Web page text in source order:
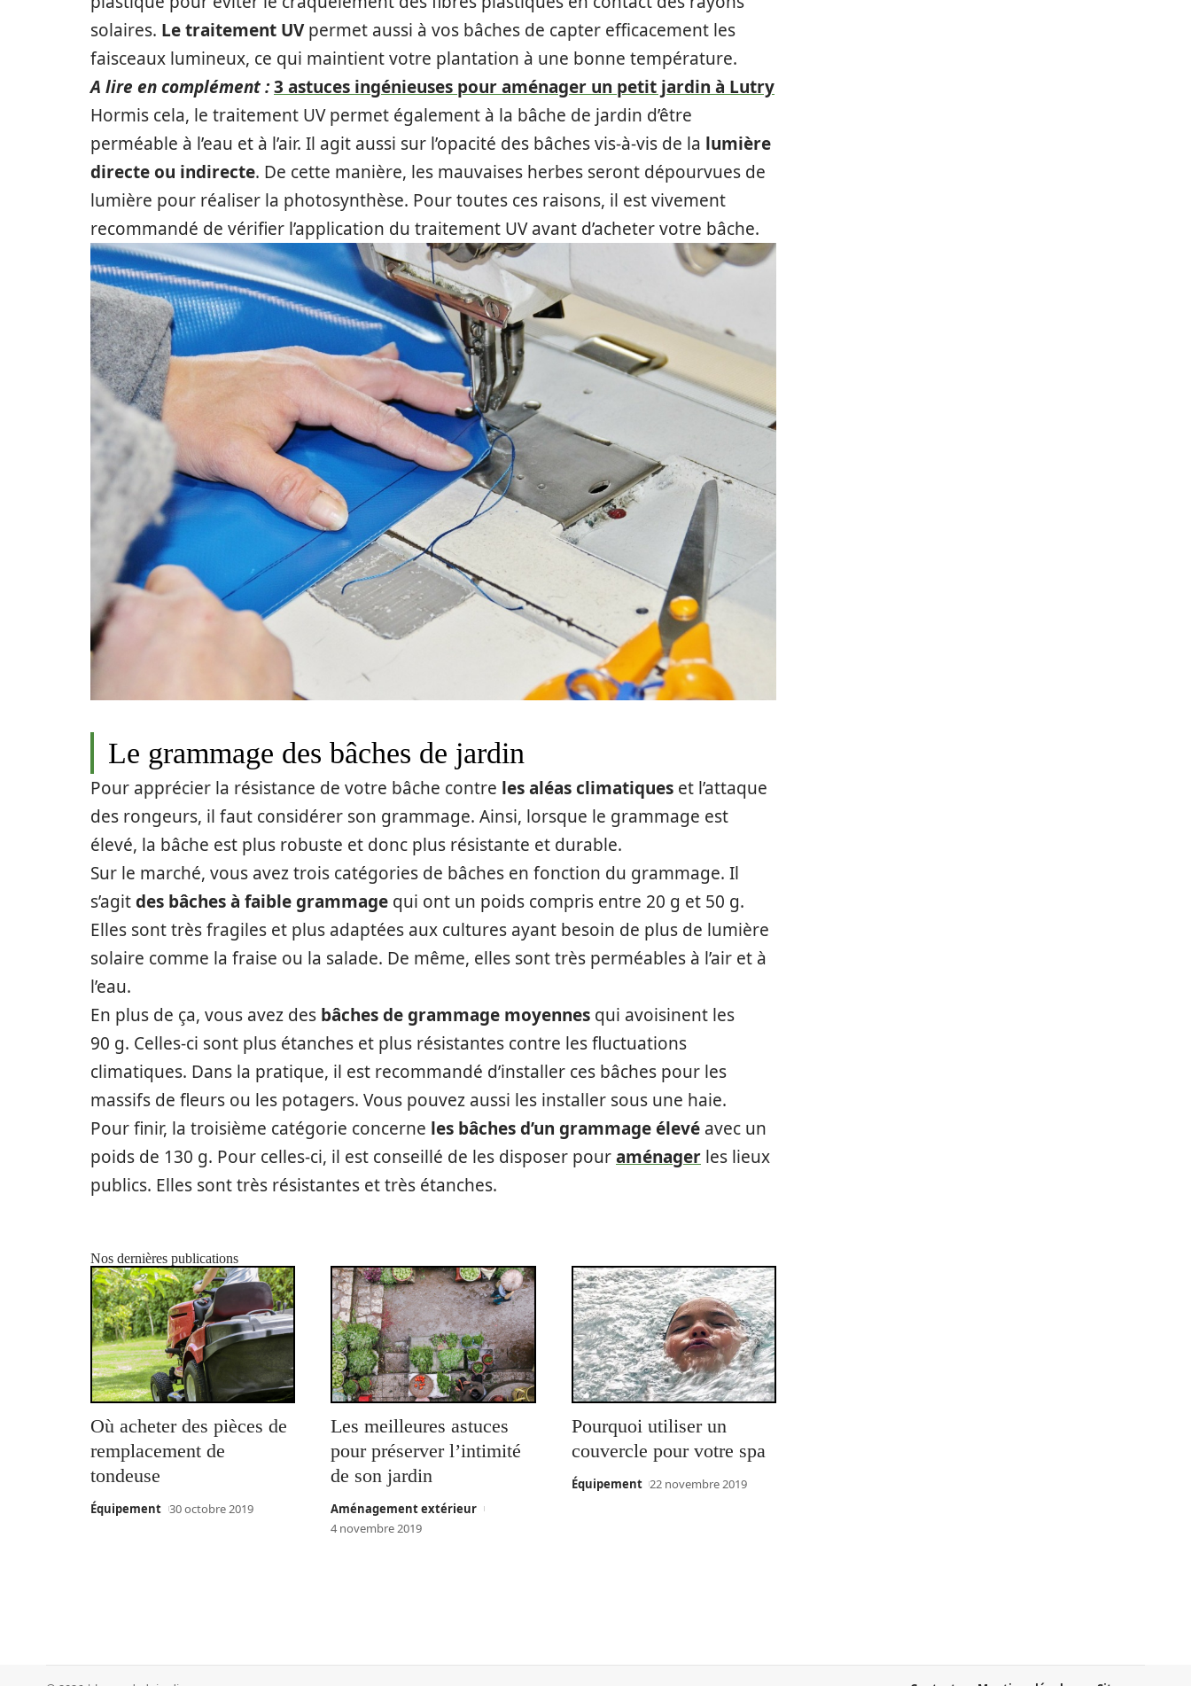
solaires. Le traitement UVpermet aussi à vos bâches de capter efficacement les
faisceaux lumineux, ce qui maintient votre plantation à une bonne température.
A lire en complément :3 astuces ingénieuses pour aménager un petit jardin à Lutry
Hormis cela, le traitement UV permet également à la bâche de jardin d’être
perméable à l’eau et à l’air. Il agit aussi sur l’opacité des bâches vis-à-vis de la lumière
directe ou indirecte. De cette manière, les mauvaises herbes seront dépourvues de
lumière pour réaliser la photosynthèse. Pour toutes ces raisons, il est vivement
recommandé de vérifier l’application du traitement UV avant d’acheter votre bâche.
Le grammage des bâches de jardin
Pour apprécier la résistance de votre bâche contre les aléas climatiques et l’attaque
des rongeurs, il faut considérer son grammage. Ainsi, lorsque le grammage est
élevé, la bâche est plus robuste et donc plus résistante et durable.
Sur le marché, vous avez trois catégories de bâches en fonction du grammage. Il
s’agitdes bâches à faible grammage qui ont un poids compris entre 20 g et 50 g.
Elles sont très fragiles et plus adaptées aux cultures ayant besoin de plus de lumière
solaire comme la fraise ou la salade. De même, elles sont très perméables à l’air et à
l’eau.
En plus de ça, vous avez des bâches de grammage moyennes qui avoisinent les
90 g. Celles-ci sont plus étanches et plus résistantes contre les fluctuations
climatiques. Dans la pratique, il est recommandé d’installer ces bâches pour les
massifs de fleurs ou les potagers. Vous pouvez aussi les installer sous une haie.
Pour finir, la troisième catégorie concerne les bâches d’un grammage élevé avec un
poids de 130 g. Pour celles-ci, il est conseillé de les disposer pouraménager les lieux
publics. Elles sont très résistantes et très étanches.
Nos dernières publications
Où acheter des pièces de
remplacement de
tondeuse
Équipement 30 octobre 2019
Les meilleures astuces
pour préserver l’intimité
de son jardin
Aménagement extérieur
4 novembre 2019
Pourquoi utiliser un
couvercle pour votre spa
Équipement 22 novembre 2019